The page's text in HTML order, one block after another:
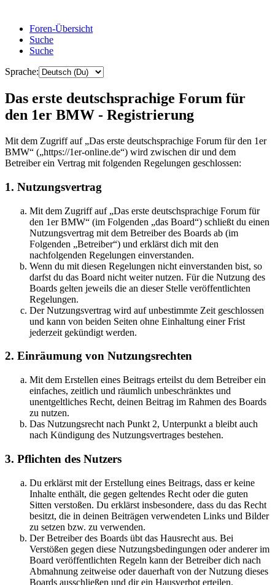
Foren-Übersicht
Suche
Suche
Sprache:
Das erste deutschsprachige Forum für
den 1er BMW - Registrierung
Mit dem Zugriff auf „Das erste deutschsprachige Forum für den 1er
BMW“ („https://1er-online.de“) wird zwischen dir und dem
Betreiber ein Vertrag mit folgenden Regelungen geschlossen:
1. Nutzungsvertrag
Mit dem Zugriff auf „Das erste deutschsprachige Forum für
den 1er BMW“ (im Folgenden „das Board“) schließt du einen
Nutzungsvertrag mit dem Betreiber des Boards ab (im
Folgenden „Betreiber“) und erklärst dich mit den
nachfolgenden Regelungen einverstanden.
Wenn du mit diesen Regelungen nicht einverstanden bist, so
darfst du das Board nicht weiter nutzen. Für die Nutzung des
Boards gelten jeweils die an dieser Stelle veröffentlichten
Regelungen.
Der Nutzungsvertrag wird auf unbestimmte Zeit geschlossen
und kann von beiden Seiten ohne Einhaltung einer Frist
jederzeit gekündigt werden.
2. Einräumung von Nutzungsrechten
Mit dem Erstellen eines Beitrags erteilst du dem Betreiber ein
einfaches, zeitlich und räumlich unbeschränktes und
unentgeltliches Recht, deinen Beitrag im Rahmen des Boards
zu nutzen.
Das Nutzungsrecht nach Punkt 2, Unterpunkt a bleibt auch
nach Kündigung des Nutzungsvertrages bestehen.
3. Pflichten des Nutzers
Du erklärst mit der Erstellung eines Beitrags, dass er keine
Inhalte enthält, die gegen geltendes Recht oder die guten
Sitten verstoßen. Du erklärst insbesondere, dass du das Recht
besitzt, die in deinen Beiträgen verwendeten Links und Bilder
zu setzen bzw. zu verwenden.
Der Betreiber des Boards übt das Hausrecht aus. Bei
Verstößen gegen diese Nutzungsbedingungen oder anderer im
Board veröffentlichten Regeln kann der Betreiber dich nach
Abmahnung zeitweise oder dauerhaft von der Nutzung dieses
Boards ausschließen und dir ein Hausverbot erteilen.